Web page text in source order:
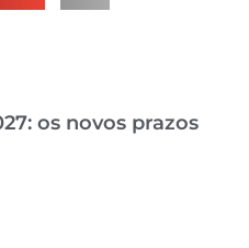
os novos prazos